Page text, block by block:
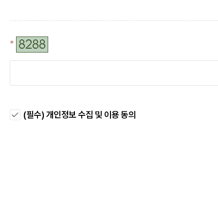
(필수) 개인정보 수집 및 이용 동의